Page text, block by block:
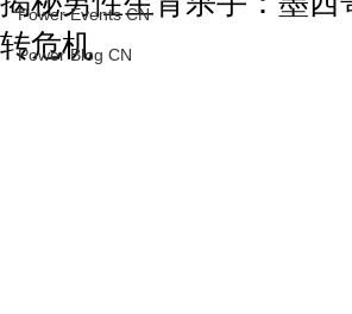
Power Events CN
Power Blog CN
转危机